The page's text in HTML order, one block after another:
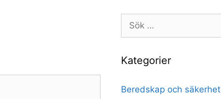
Sök
efter:
Kategorier
Beredskap och säkerhet